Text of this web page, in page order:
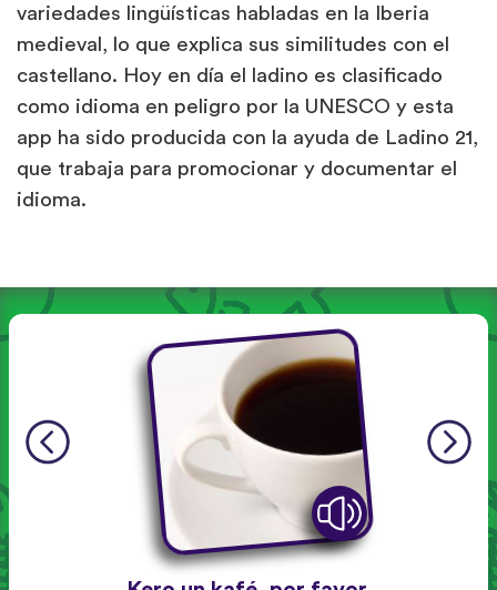
variedades lingüísticas habladas en la Iberia
medieval, lo que explica sus similitudes con el
castellano. Hoy en día el ladino es clasificado
como idioma en peligro por la UNESCO y esta
app ha sido producida con la ayuda de Ladino 21,
que trabaja para promocionar y documentar el
idioma.